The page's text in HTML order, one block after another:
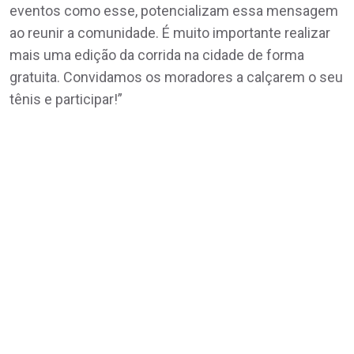
eventos como esse, potencializam essa mensagem
ao reunir a comunidade. É muito importante realizar
mais uma edição da corrida na cidade de forma
gratuita. Convidamos os moradores a calçarem o seu
tênis e participar!”